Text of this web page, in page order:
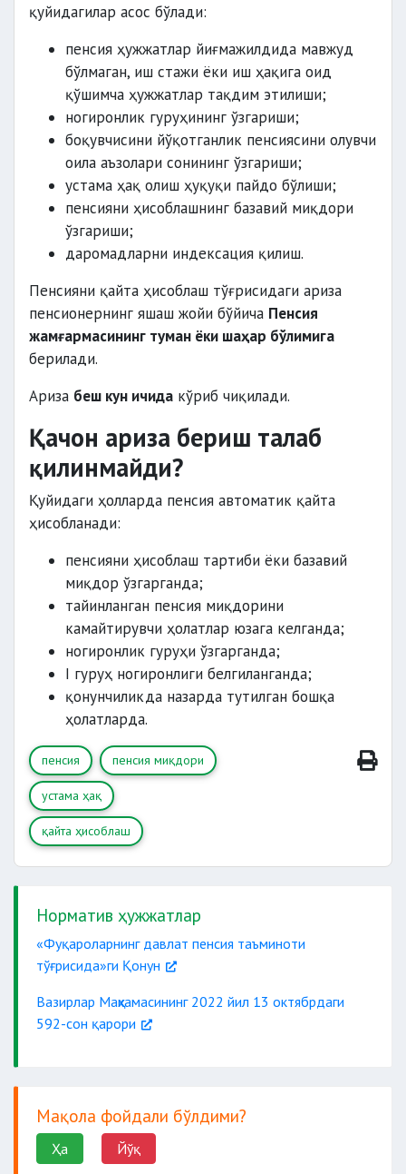
қуйидагилар асос бўлади:
пенсия ҳужжатлар йиғмажилдида мавжуд
бўлмаган, иш стажи ёки иш ҳақига оид
қўшимча ҳужжатлар тақдим этилиши;
ногиронлик гуруҳининг ўзгариши;
боқувчисини йўқотганлик пенсиясини олувчи
оила аъзолари сонининг ўзгариши;
устама ҳақ олиш ҳуқуқи пайдо бўлиши;
пенсияни ҳисоблашнинг базавий миқдори
ўзгариши;
даромадларни индексация қилиш.
Пенсияни қайта ҳисоблаш тўғрисидаги ариза
пенсионернинг яшаш жойи бўйича Пенсия
жамғармасининг туман ёки шаҳар бўлимига
берилади.
Ариза беш кун ичида кўриб чиқилади.
Қачон ариза бериш талаб
қилинмайди?
Қуйидаги ҳолларда пенсия автоматик қайта
ҳисобланади:
пенсияни ҳисоблаш тартиби ёки базавий
миқдор ўзгарганда;
тайинланган пенсия миқдорини
камайтирувчи ҳолатлар юзага келганда;
ногиронлик гуруҳи ўзгарганда;
I гуруҳ ногиронлиги белгиланганда;
қонунчиликда назарда тутилган бошқа
ҳолатларда.
пенсия пенсия миқдори
устама ҳақ
қайта ҳисоблаш
Норматив ҳужжатлар
«Фуқароларнинг давлат пенсия таъминоти
тўғрисида»ги Қонун
Вазирлар Маҳкамасининг 2022 йил 13 октябрдаги
592-сон қарори
Мақола фойдали бўлдими?
Ҳа Йўқ